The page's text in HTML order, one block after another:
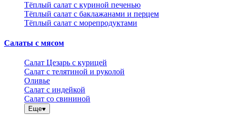
Тёплый салат с куриной печенью
Тёплый салат с баклажанами и перцем
Тёплый салат с морепродуктами
Салаты с мясом
Салат Цезарь с курицей
Салат с телятиной и руколой
Оливье
Салат с индейкой
Салат со свининой
Еще